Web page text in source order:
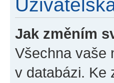
Jak změním
Všechna vaše
v databázi. Ke